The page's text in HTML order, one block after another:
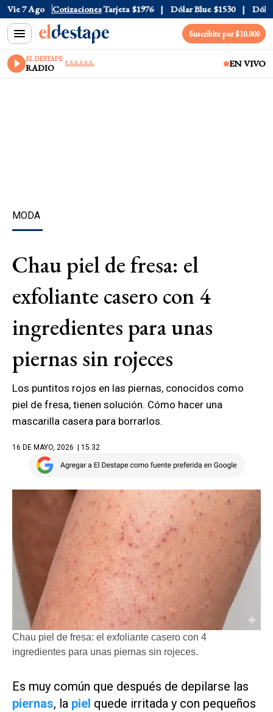
Vie 7 Ago Cotizaciones
$1520 Dólar Tarjeta $1976 Dólar Blue $1530 Dólar
Suscribite por $10.000
EL DESTAPE
RADIO EN VIVO
MODA
Chau piel de fresa: el
exfoliante casero con 4
ingredientes para unas
piernas sin rojeces
Los puntitos rojos en las piernas, conocidos como
piel de fresa, tienen solución. Cómo hacer una
mascarilla casera para borrarlos.
16 DE MAYO, 2026 | 15.32
Chau piel de fresa: el exfoliante casero con 4
ingredientes para unas piernas sin rojeces.
Es muy común que después de depilarse las
piernas, la piel quede irritada y con pequeños